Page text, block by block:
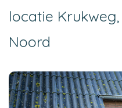
locatie
Noord